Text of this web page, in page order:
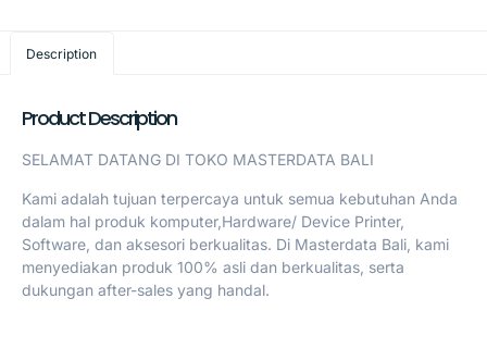
Description
Product Description
SELAMAT DATANG DI TOKO MASTERDATA BALI
Kami adalah tujuan terpercaya untuk semua kebutuhan Anda
dalam hal produk komputer,Hardware/ Device Printer,
Software, dan aksesori berkualitas. Di Masterdata Bali, kami
menyediakan produk 100% asli dan berkualitas, serta
dukungan after-sales yang handal.